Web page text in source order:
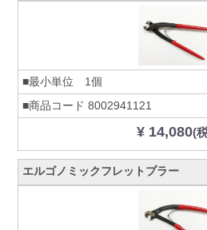
■最小単位 1個
■商品コード 8002941121
¥ 14,080(
エルゴノミックフレットプラー